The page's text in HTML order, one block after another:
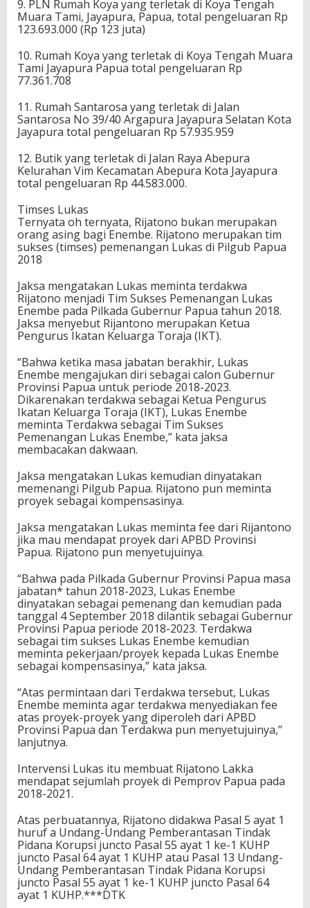
9. PLN Rumah Koya yang terletak di Koya Tengah
Muara Tami, Jayapura, Papua, total pengeluaran Rp
123.693.000 (Rp 123 juta)
10. Rumah Koya yang terletak di Koya Tengah Muara
Tami Jayapura Papua total pengeluaran Rp
77.361.708
11. Rumah Santarosa yang terletak di Jalan
Santarosa No 39/40 Argapura Jayapura Selatan Kota
Jayapura total pengeluaran Rp 57.935.959
12. Butik yang terletak di Jalan Raya Abepura
Kelurahan Vim Kecamatan Abepura Kota Jayapura
total pengeluaran Rp 44.583.000.
Timses Lukas
Ternyata oh ternyata, Rijatono bukan merupakan
orang asing bagi Enembe. Rijatono merupakan tim
sukses (timses) pemenangan Lukas di Pilgub Papua
2018
Jaksa mengatakan Lukas meminta terdakwa
Rijatono menjadi Tim Sukses Pemenangan Lukas
Enembe pada Pilkada Gubernur Papua tahun 2018.
Jaksa menyebut Rijantono merupakan Ketua
Pengurus Ikatan Keluarga Toraja (IKT).
“Bahwa ketika masa jabatan berakhir, Lukas
Enembe mengajukan diri sebagai calon Gubernur
Provinsi Papua untuk periode 2018-2023.
Dikarenakan terdakwa sebagai Ketua Pengurus
Ikatan Keluarga Toraja (IKT), Lukas Enembe
meminta Terdakwa sebagai Tim Sukses
Pemenangan Lukas Enembe,” kata jaksa
membacakan dakwaan.
Jaksa mengatakan Lukas kemudian dinyatakan
memenangi Pilgub Papua. Rijatono pun meminta
proyek sebagai kompensasinya.
Jaksa mengatakan Lukas meminta fee dari Rijantono
jika mau mendapat proyek dari APBD Provinsi
Papua. Rijatono pun menyetujuinya.
“Bahwa pada Pilkada Gubernur Provinsi Papua masa
jabatan* tahun 2018-2023, Lukas Enembe
dinyatakan sebagai pemenang dan kemudian pada
tanggal 4 September 2018 dilantik sebagai Gubernur
Provinsi Papua periode 2018-2023. Terdakwa
sebagai tim sukses Lukas Enembe kemudian
meminta pekerjaan/proyek kepada Lukas Enembe
sebagai kompensasinya,” kata jaksa.
“Atas permintaan dari Terdakwa tersebut, Lukas
Enembe meminta agar terdakwa menyediakan fee
atas proyek-proyek yang diperoleh dari APBD
Provinsi Papua dan Terdakwa pun menyetujuinya,”
lanjutnya.
Intervensi Lukas itu membuat Rijatono Lakka
mendapat sejumlah proyek di Pemprov Papua pada
2018-2021.
Atas perbuatannya, Rijatono didakwa Pasal 5 ayat 1
huruf a Undang-Undang Pemberantasan Tindak
Pidana Korupsi juncto Pasal 55 ayat 1 ke-1 KUHP
juncto Pasal 64 ayat 1 KUHP atau Pasal 13 Undang-
Undang Pemberantasan Tindak Pidana Korupsi
juncto Pasal 55 ayat 1 ke-1 KUHP juncto Pasal 64
ayat 1 KUHP.***DTK